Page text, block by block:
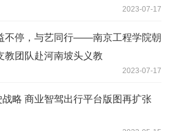
2023-07-17
不停，与艺同行——南京工程学院朝
教团队赴河南坡头义教
2023-07-17
略 商业智驾出行平台版图再扩张